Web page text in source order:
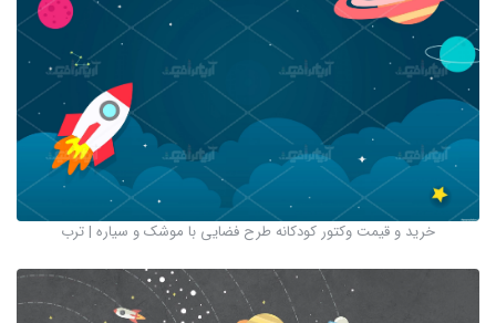
خرید و قیمت وکتور کودکانه طرح فضایی با موشک و سیاره | ترب